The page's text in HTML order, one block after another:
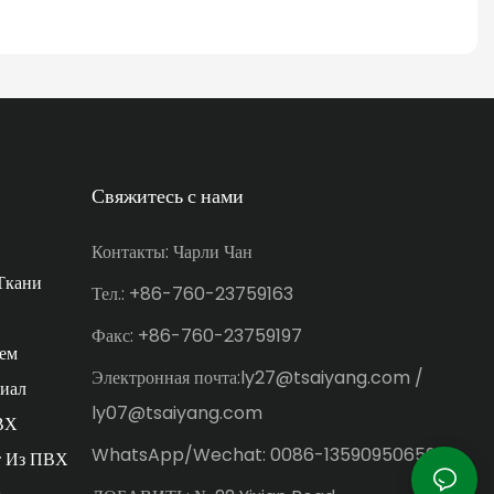
Из ПВХ
Свяжитесь с нами
Контакты: Чарли Чан
Тел.: +86-760-23759163
Факс: +86-760-23759197
Электронная почта:ly27@tsaiyang.com /
ly07@tsaiyang.com
WhatsApp/Wechat: 0086-13590950659